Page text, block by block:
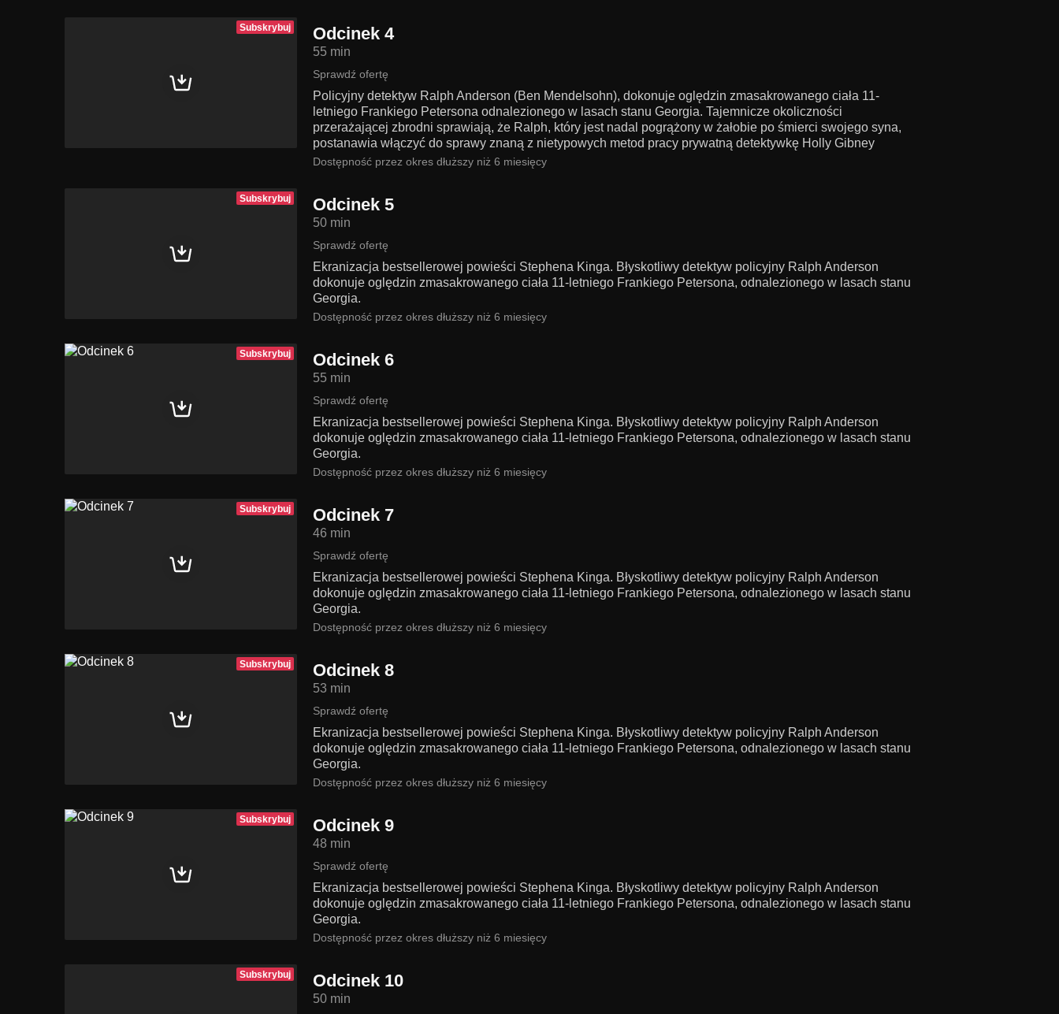
Subskrybuj Odcinek 4
55 min
Sprawdź ofertę
Policyjny detektyw Ralph Anderson (Ben Mendelsohn), dokonuje oględzin zmasakrowanego ciała 11-
letniego Frankiego Petersona odnalezionego w lasach stanu Georgia. Tajemnicze okoliczności
przerażającej zbrodni sprawiają, że Ralph, który jest nadal pogrążony w żałobie po śmierci swojego syna,
postanawia włączyć do sprawy znaną z nietypowych metod pracy prywatną detektywkę Holly Gibney
Dostępność przez okres dłuższy niż 6 miesięcy
Subskrybuj Odcinek 5
50 min
Sprawdź ofertę
Ekranizacja bestsellerowej powieści Stephena Kinga. Błyskotliwy detektyw policyjny Ralph Anderson
dokonuje oględzin zmasakrowanego ciała 11-letniego Frankiego Petersona, odnalezionego w lasach stanu
Georgia.
Dostępność przez okres dłuższy niż 6 miesięcy
Subskrybuj Odcinek 6
55 min
Sprawdź ofertę
Ekranizacja bestsellerowej powieści Stephena Kinga. Błyskotliwy detektyw policyjny Ralph Anderson
dokonuje oględzin zmasakrowanego ciała 11-letniego Frankiego Petersona, odnalezionego w lasach stanu
Georgia.
Dostępność przez okres dłuższy niż 6 miesięcy
Subskrybuj Odcinek 7
46 min
Sprawdź ofertę
Ekranizacja bestsellerowej powieści Stephena Kinga. Błyskotliwy detektyw policyjny Ralph Anderson
dokonuje oględzin zmasakrowanego ciała 11-letniego Frankiego Petersona, odnalezionego w lasach stanu
Georgia.
Dostępność przez okres dłuższy niż 6 miesięcy
Subskrybuj Odcinek 8
53 min
Sprawdź ofertę
Ekranizacja bestsellerowej powieści Stephena Kinga. Błyskotliwy detektyw policyjny Ralph Anderson
dokonuje oględzin zmasakrowanego ciała 11-letniego Frankiego Petersona, odnalezionego w lasach stanu
Georgia.
Dostępność przez okres dłuższy niż 6 miesięcy
Subskrybuj Odcinek 9
48 min
Sprawdź ofertę
Ekranizacja bestsellerowej powieści Stephena Kinga. Błyskotliwy detektyw policyjny Ralph Anderson
dokonuje oględzin zmasakrowanego ciała 11-letniego Frankiego Petersona, odnalezionego w lasach stanu
Georgia.
Dostępność przez okres dłuższy niż 6 miesięcy
Subskrybuj Odcinek 10
50 min